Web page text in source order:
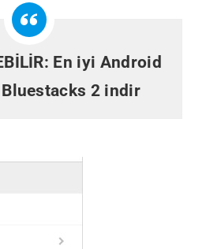
En iyi Android
2 indir